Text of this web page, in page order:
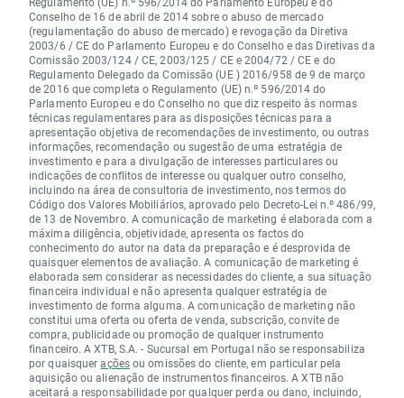
Conselho de 16 de abril de 2014 sobre o abuso de mercado
(regulamentação do abuso de mercado) e revogação da Diretiva
2003/6 / CE do Parlamento Europeu e do Conselho e das Diretivas da
Comissão 2003/124 / CE, 2003/125 / CE e 2004/72 / CE e do
Regulamento Delegado da Comissão (UE ) 2016/958 de 9 de março
de 2016 que completa o Regulamento (UE) n.º 596/2014 do
Parlamento Europeu e do Conselho no que diz respeito às normas
técnicas regulamentares para as disposições técnicas para a
apresentação objetiva de recomendações de investimento, ou outras
informações, recomendação ou sugestão de uma estratégia de
investimento e para a divulgação de interesses particulares ou
indicações de conflitos de interesse ou qualquer outro conselho,
incluindo na área de consultoria de investimento, nos termos do
Código dos Valores Mobiliários, aprovado pelo Decreto-Lei n.º 486/99,
de 13 de Novembro. A comunicação de marketing é elaborada com a
máxima diligência, objetividade, apresenta os factos do
conhecimento do autor na data da preparação e é desprovida de
quaisquer elementos de avaliação. A comunicação de marketing é
elaborada sem considerar as necessidades do cliente, a sua situação
financeira individual e não apresenta qualquer estratégia de
investimento de forma alguma. A comunicação de marketing não
constitui uma oferta ou oferta de venda, subscrição, convite de
compra, publicidade ou promoção de qualquer instrumento
financeiro. A XTB, S.A. - Sucursal em Portugal não se responsabiliza
por quaisqueraçõesou omissões do cliente, em particular pela
aquisição ou alienação de instrumentos financeiros. A XTB não
aceitará a responsabilidade por qualquer perda ou dano, incluindo,